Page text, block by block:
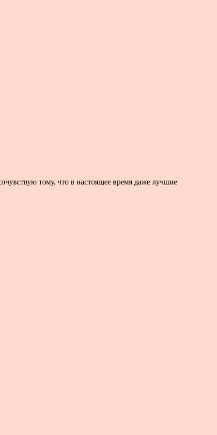
тому, что в настоящее время даже лучшие